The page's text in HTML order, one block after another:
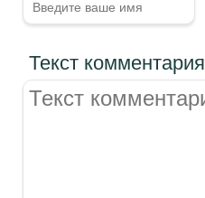
Текст комментария